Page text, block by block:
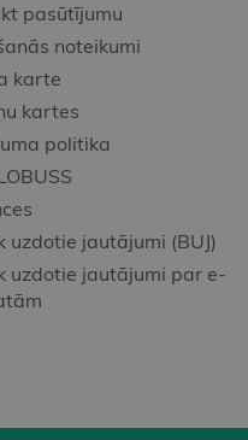
pasūtījumu
noteikumi
karte
kartes
politika
uzdotie jautājumi (BUJ)
uzdotie jautājumi par e-